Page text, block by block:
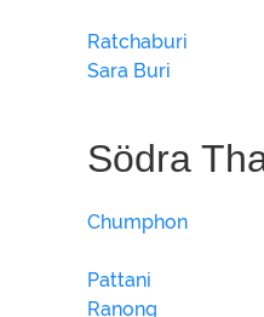
Ratchaburi
Sara Buri
Södra
Chumphon
Pattani
Ranong